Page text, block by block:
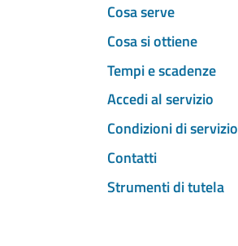
Cosa serve
Cosa si ottiene
Tempi e scadenze
Accedi al servizio
Condizioni di servizio
Contatti
Strumenti di tutela